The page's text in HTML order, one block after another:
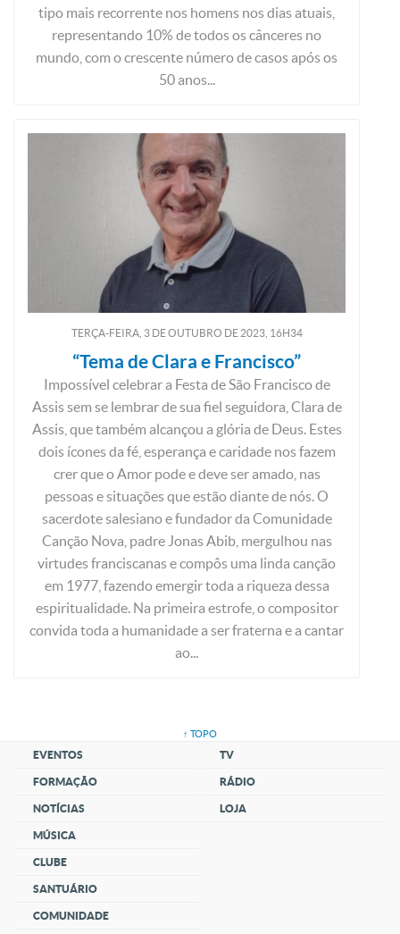
tipo mais recorrente nos homens nos dias atuais,
representando 10% de todos os cânceres no
mundo, com o crescente número de casos após os
50 anos...
TERÇA-FEIRA, 3DEOUTUBRO DE2023, 16H34
“Tema de Clara e Francisco”
Impossível celebrar a Festa de São Francisco de
Assis sem se lembrar de sua fiel seguidora, Clara de
Assis, que também alcançou a glória de Deus. Estes
dois ícones da fé, esperança e caridade nos fazem
crer que o Amor pode e deve ser amado, nas
pessoas e situações que estão diante de nós. O
sacerdote salesiano e fundador da Comunidade
Canção Nova, padre Jonas Abib, mergulhou nas
virtudes franciscanas e compôs uma linda canção
em 1977, fazendo emergir toda a riqueza dessa
espiritualidade. Na primeira estrofe, o compositor
convida toda a humanidade a ser fraterna e a cantar
ao...
↑ TOPO
EVENTOS
FORMAÇÃO
NOTÍCIAS
MÚSICA
CLUBE
SANTUÁRIO
COMUNIDADE
TV
RÁDIO
LOJA